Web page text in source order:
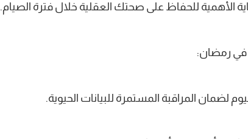
الأهمية للحفاظ على صحتك العقلية خلال فترة الصيام.
في رمضان: